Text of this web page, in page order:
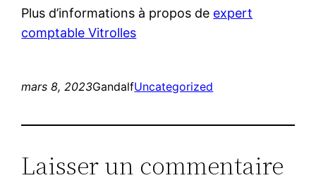
Plus d’informations à propos de expert
comptable Vitrolles
mars 8, 2023GandalfUncategorized
Laisser un commentaire